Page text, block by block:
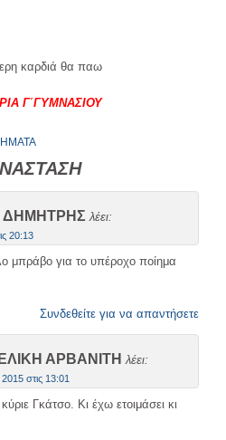
καρδιά θα παω
Γ΄ΓΥΜΝΑΣΙΟΥ
ΔΗΜΗΤΡΗΣ λέει:
20:13
μπράβο για το υπέροχο ποίημα
Συνδεθείτε για να απαντήσετε
ΑΡΒΑΝΙΤΗ λέει:
στις 13:01
Γκάτσο. Κι έχω ετοιμάσει κι